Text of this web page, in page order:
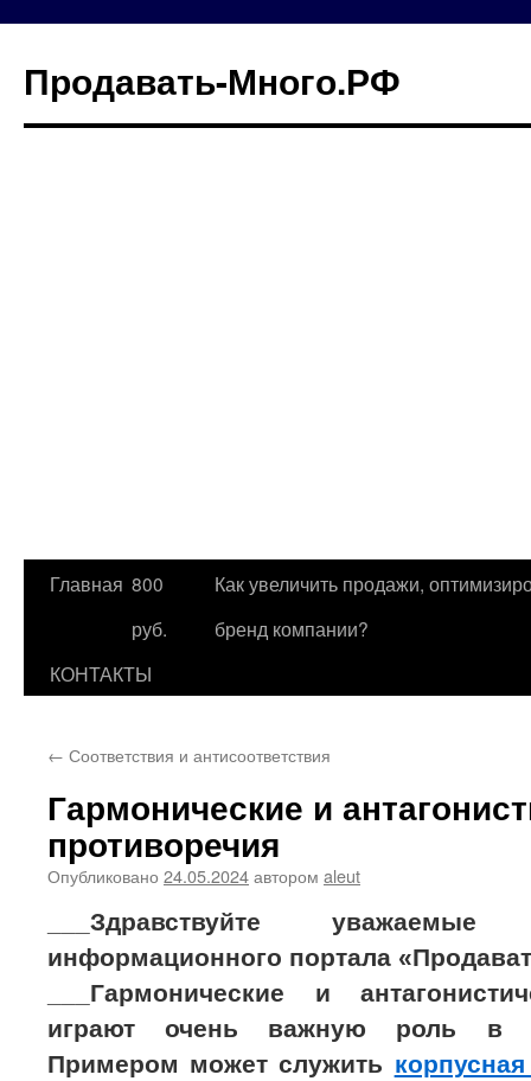
Продавать-Много.РФ
Перейти
содержимому
Главная 800
руб.
Как увеличить продажи,
бренд компании?
КОНТАКТЫ
← Соответствия и антисоответствия
Гармонические и
противоречия
Опубликовано 24.05.2024автором aleut
___Здравствуйте
информационного портала
___Гармонические и
играют очень важную роль в
Примером может служить